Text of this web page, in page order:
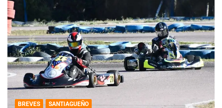
BREVES SANTIAGUEÑO